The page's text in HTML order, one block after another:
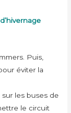
Puis,
éviter la
sur les buses de
le circuit